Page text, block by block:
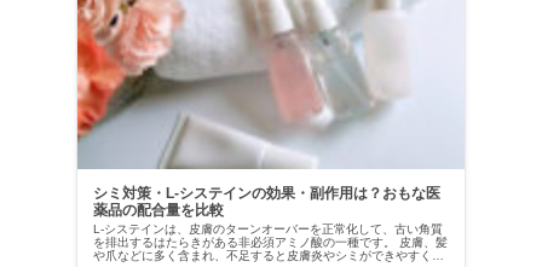
シミ対策・L-システインの効果・副作用は？おもな医
薬品の配合量を比較
L-システインは、皮膚のターンオーバーを正常化して、古い角質
を排出するはたらきがある非必須アミノ酸の一種です。 皮膚、髪
や爪などに多く含まれ、不足すると皮膚炎やシミができやすくな